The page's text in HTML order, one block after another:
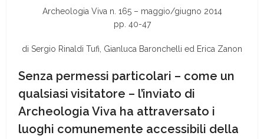
Archeologia Viva n. 165 – maggio/giugno 2014
pp. 40-47
di Sergio Rinaldi Tufi, Gianluca Baronchelli ed Erica Zanon
Senza permessi particolari – come un
qualsiasi visitatore – l’inviato di
Archeologia Viva ha attraversato i
luoghi comunemente accessibili della